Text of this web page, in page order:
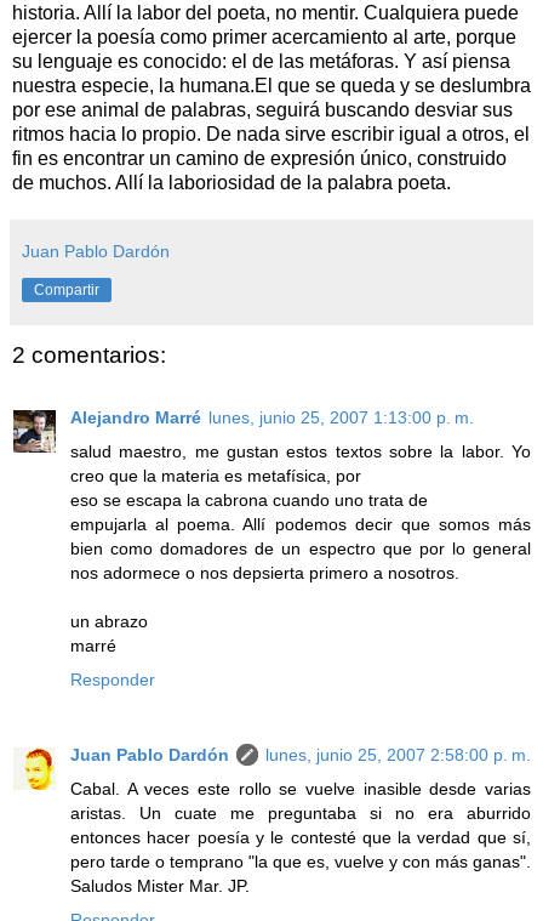
historia. Allí la labor del poeta, no mentir. Cualquiera puede
ejercer la poesía como primer acercamiento al arte, porque
su lenguaje es conocido: el de las metáforas. Y así piensa
nuestra especie, la humana.El que se queda y se deslumbra
por ese animal de palabras, seguirá buscando desviar sus
ritmos hacia lo propio. De nada sirve escribir igual a otros, el
fin es encontrar un camino de expresión único, construido
de muchos. Allí la laboriosidad de la palabra poeta.
Juan Pablo Dardón
Compartir
2 comentarios:
Alejandro Marré lunes, junio 25, 2007 1:13:00 p. m.
salud maestro, me gustan estos textos sobre la labor. Yo
creo que la materia es metafísica, por
eso se escapa la cabrona cuando uno trata de
empujarla al poema. Allí podemos decir que somos más
bien como domadores de un espectro que por lo general
nos adormece o nos depsierta primero a nosotros.
un abrazo
marré
Responder
Juan Pablo Dardón
lunes, junio 25, 2007 2:58:00 p. m.
Cabal. A veces este rollo se vuelve inasible desde varias
aristas. Un cuate me preguntaba si no era aburrido
entonces hacer poesía y le contesté que la verdad que sí,
pero tarde o temprano "la que es, vuelve y con más ganas".
Saludos Mister Mar. JP.